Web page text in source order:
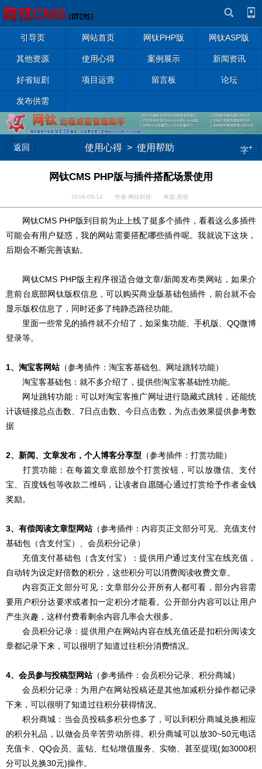
引导页 网站首页 网钛PHP版 网钛ASP版
其他资源 使用心得 案例展示 新闻资讯
好省短剧 项目运营 留言板 论坛
发布供需
返回 使用心得 > 使用帮助 字+
网钛CMS PHP版与插件搭配场景使用
2016-09-14 作者:网钛科技 来源:原创
网钛CMS PHP版到目前为止上线了挺多个插件，看着这么多插件
可能会有用户疑惑，我的网站需要搭配哪些插件呢。我就说下这块，
后期会不断完善该贴。
网钛CMS PHP版主程序很适合做文章/新闻发布类网站，如果介
意前台底部网钛版权信息，可以购买商业版基础包插件，前台就不会
显示版权信息了，同时还多了纯静态路径功能。
里面一些常见的插件就不介绍了，如采集功能、手机版、QQ微博
登录等。
1、淘宝客网站（参考插件：淘宝客基础包、网址跳转功能）
淘宝客基础包：就不多介绍了，提供些淘宝客基础性功能。
网址跳转功能：可以对淘宝客推广网址进行隐藏式跳转，还能统
计该链接总点击数、7日点击数、今日点击数，为点击效果提供参考数
据
2、新闻、文章发布，个人博客分享型 （参考插件：打赏功能）
打赏功能：在每篇文章底部放个打赏按钮，可以放微信、支付
宝、百度钱包等收款二维码，让读者自愿随心通过打赏给予作者金钱
奖励。
3、有偿阅读文章型网站（参考插件：内容页正文部分可见、充值支付
基础包（含支付宝）、会员积分记录）
充值支付基础包（含支付宝）：提供用户通过支付宝在线充值，
自动转为设定好倍数的积分，这些积分可以消费阅读收费文章。
内容页正文部分可见：文章部分公开所有人都可看，部分内容需
要用户积分达要求或者扣一定积分才能看。公开部分内容可以让用户
产生兴趣，这样付费看剩余内容几率会大很多。
会员积分记录：提供用户在网站内容在线充值还是扣积分阅读文
章都记录下来，可以很明了知道过往积分消费情况。
4、会员参与投稿型网站（参考插件： 会员积分记录、积分商城）
会员积分记录：为用户在网站投稿还是其他加减积分操作都记录
下来，可以很明了知道过往积分获得情况。
积分商城：当会员投稿多积分也多了，可以到积分商城兑换相应
的积分礼品，以做会员辛苦劳动所得。积分商城可以放30~50元电话
充值卡、QQ会员、蓝钻、红钻增值服务、实物、甚至提现(如3000积
分可以兑换30元)操作。